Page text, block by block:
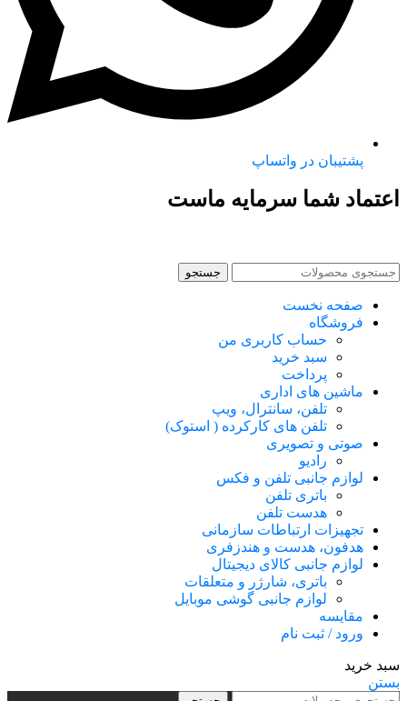
پشتیبان در واتساپ
اعتماد شما سرمایه ماست
جستجو
صفحه نخست
فروشگاه
حساب کاربری من
سبد خرید
پرداخت
ماشین های اداری
تلفن، سانترال، ویپ
تلفن های کارکرده ( استوک)
صوتی و تصویری
رادیو
لوازم جانبی تلفن و فکس
باتری تلفن
هدست تلفن
تجهیزات ارتباطات سازمانی
هدفون، هدست و هندزفری
لوازم جانبی کالای دیجیتال
باتری، شارژر و متعلقات
لوازم جانبی گوشی موبایل
مقایسه
ورود / ثبت نام
سبد خرید
بستن